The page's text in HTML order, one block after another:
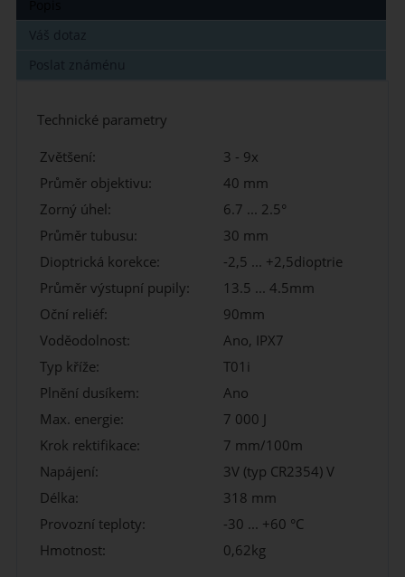
Váš dotaz
Poslat známénu
Technické parametry
Zvětšení:
3 - 9x
Průměr objektivu:
40 mm
Zorný úhel:
6.7 ... 2.5°
Průměr tubusu:
30 mm
Dioptrická korekce:
-2,5 ... +2,5dioptrie
Průměr výstupní pupily:
13.5 ... 4.5mm
Oční reliéf:
90mm
Voděodolnost:
Ano, IPX7
Typ kříže:
T01i
Plnění dusíkem:
Ano
Max. energie:
7 000 J
Krok rektifikace:
7 mm/100m
Napájení:
3V (typ CR2354) V
Délka:
318 mm
Provozní teploty:
-30 ... +60 °C
Hmotnost:
0,62kg